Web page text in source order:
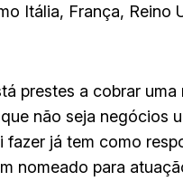
Itália, França,
prestes a cobrar
não seja negócios
já tem como
nomeado para